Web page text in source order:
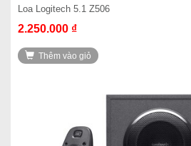
Loa Logitech 5.1 Z506
2.250.000 ₫
Thêm vào giỏ